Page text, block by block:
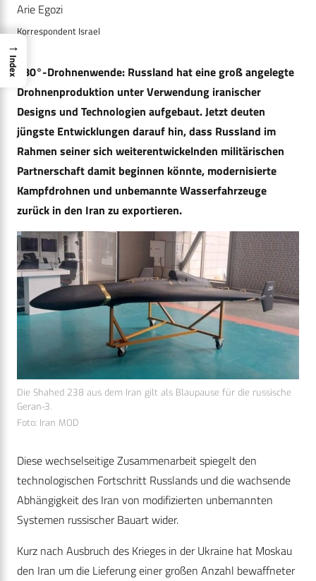
Arie Egozi
Korrespondent Israel
180°-Drohnenwende: Russland hat eine groß angelegte
Drohnenproduktion unter Verwendung iranischer
Designs und Technologien aufgebaut. Jetzt deuten
jüngste Entwicklungen darauf hin, dass Russland im
Rahmen seiner sich weiterentwickelnden militärischen
Partnerschaft damit beginnen könnte, modernisierte
Kampfdrohnen und unbemannte Wasserfahrzeuge
zurück in den Iran zu exportieren.
Die Shahed 238 aus dem Iran gilt als Blaupause für die russische
Geran-3.
Foto: Iran MOD
Diese wechselseitige Zusammenarbeit spiegelt den
technologischen Fortschritt Russlands und die wachsende
Abhängigkeit des Iran von modifizierten unbemannten
Systemen russischer Bauart wider.
Kurz nach Ausbruch des Krieges in der Ukraine hat Moskau
den Iran um die Lieferung einer großen Anzahl bewaffneter
→
Index